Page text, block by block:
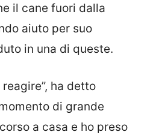
il cane fuori dalla
aiuto per suo
in una di queste.
ha detto
di grande
a casa e ho preso